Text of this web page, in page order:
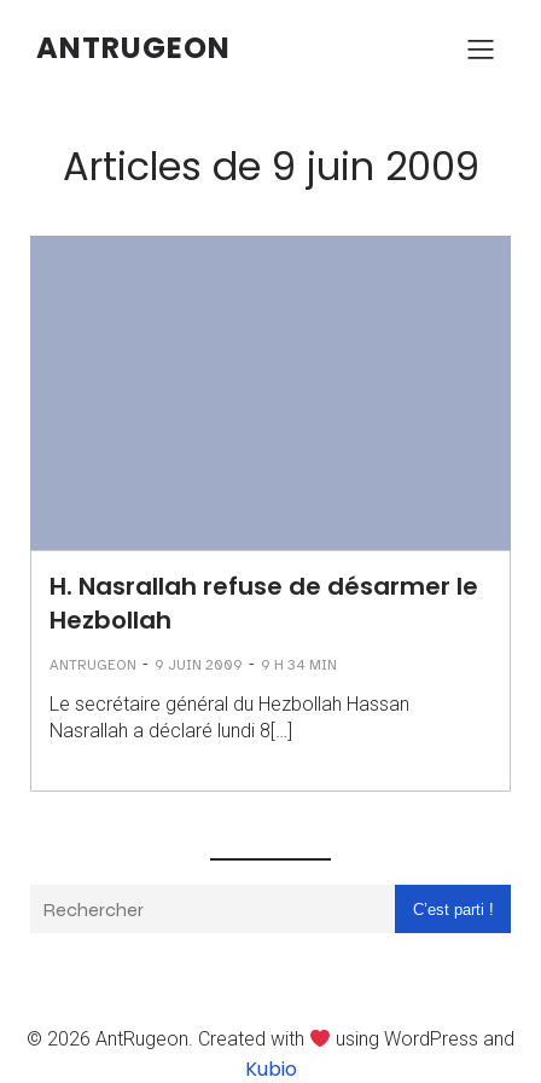
ANTRUGEON
Articles de 9 juin 2009
H. Nasrallah refuse de désarmer le
Hezbollah
ANTRUGEON - 9 JUIN 2009 - 9 H 34 MIN
Le secrétaire général du Hezbollah Hassan
Nasrallah a déclaré lundi 8[…]
C’est parti !
© 2026 AntRugeon. Created with using WordPress and
Kubio